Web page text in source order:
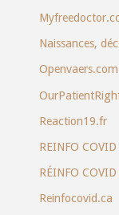
Naissances,
Openvaers.com
Reaction19.fr
REINFO
RÉINFO COVID
Reinfocovid.ca